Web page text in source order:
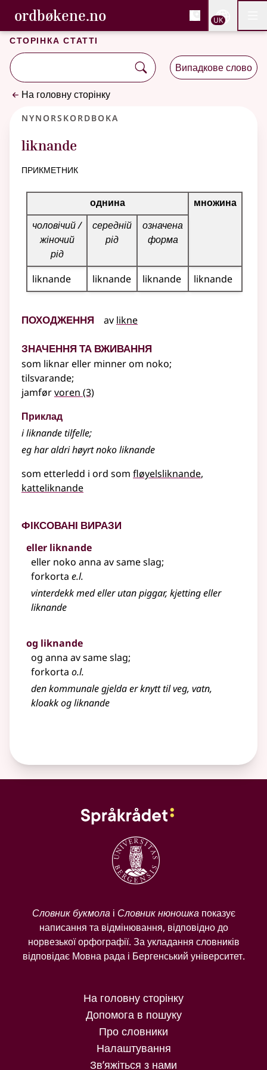
Перейти до основного вмісту
Доступність
ordbøkene.no, Cловник букмола та
Cловник букмола та Словник нюношка
UK
Сторінка статті
Випадкове слово
На головну сторінку
Nynorskordboka
liknande
прикметник
Таблиця відмінювання для цього прикметника
однина
множина
чоловічий /
жіночий
рід
середній
рід
означена
форма
liknande liknande liknande liknande
Походження av likne
Значення та вживання
som liknar eller minner om noko;
tilsvarande;
jamførvoren (3)
Приклад
i liknande tilfelle;
eg har aldri høyrt noko liknande
som etterledd i ord som fløyelsliknande
katteliknande
Фіксовані вирази
eller liknande
eller noko anna av same slag;
forkorta e.l.
vinterdekk med eller utan piggar, kjetting eller
liknande
og liknande
og anna av same slag;
forkorta o.l.
den kommunale gjelda er knytt til veg, vatn,
kloakk og liknande
Словник букмолаі Словник нюношкапоказує
написання та відмінювання, відповідно до
норвезької орфографії. За укладання словників
відповідає Мовна рада і Бергенський університет.
На головну сторінку
Допомога в пошуку
Про словники
Налаштування
Зв’яжіться з нами